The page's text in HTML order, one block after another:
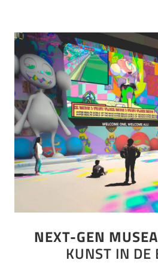
NEXT-GEN
KUNST IN DE